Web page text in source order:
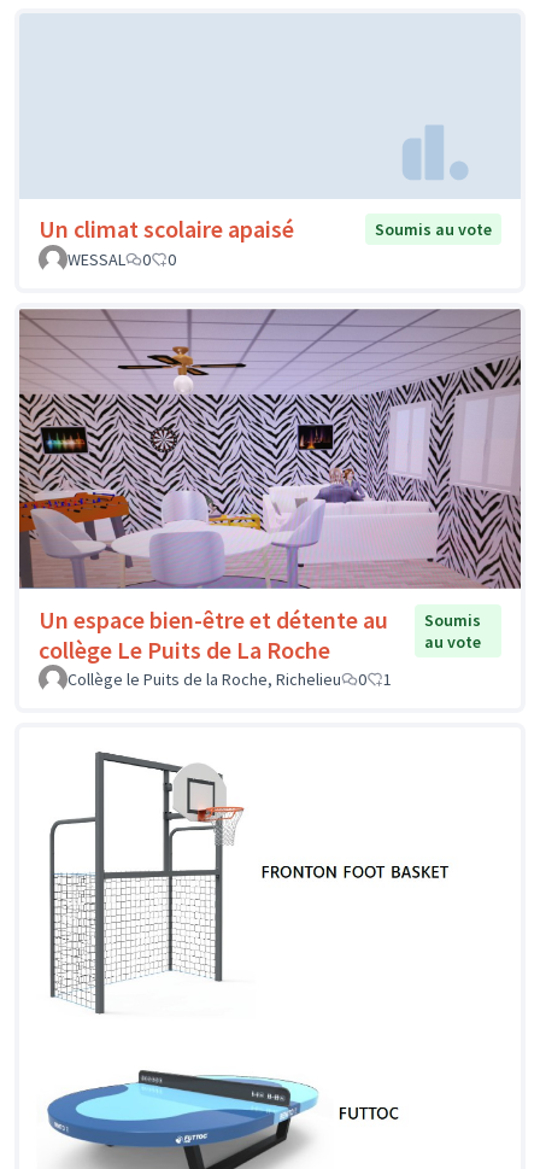
Un climat scolaire apaisé
Soumis au vote
WESSAL
0 0
Un espace bien-être et détente au
collège Le Puits de La Roche
Soumis
au vote
Collège le Puits de la Roche, Richelieu
0 1